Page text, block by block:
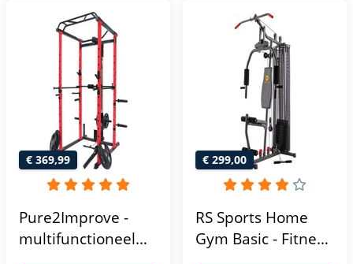
krachtstation voor
thuis - Compact en
multifunctioneel -
Incl. gratis fitness
€ 369,99
Pure2Improve -
multifunctioneel
€ 299,00
RS Sports Home
Gym Basic - Fitness